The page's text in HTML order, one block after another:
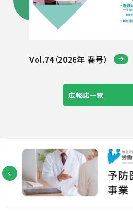
広報誌一覧
Vol.74（2026年 春号）